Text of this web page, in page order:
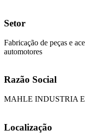
Setor
Fabricação de peças e
automotores
Razão Social
MAHLE INDUSTRIA
Localização